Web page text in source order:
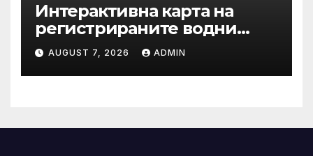
Интерактивна карта на
регистрираните водни
бази по Черноморието за
летния сезон на 2026 г.
AUGUST 7, 2026 ADMIN